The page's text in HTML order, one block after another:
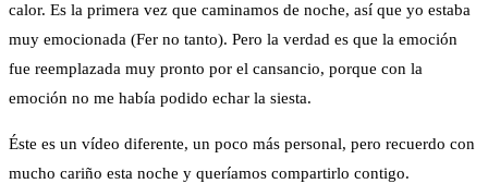
calor. Es la primera vez que caminamos de noche, así que yo estaba
muy emocionada (Fer no tanto). Pero la verdad es que la emoción
fue reemplazada muy pronto por el cansancio, porque con la
emoción no me había podido echar la siesta.
Éste es un vídeo diferente, un poco más personal, pero recuerdo con
mucho cariño esta noche y queríamos compartirlo contigo.